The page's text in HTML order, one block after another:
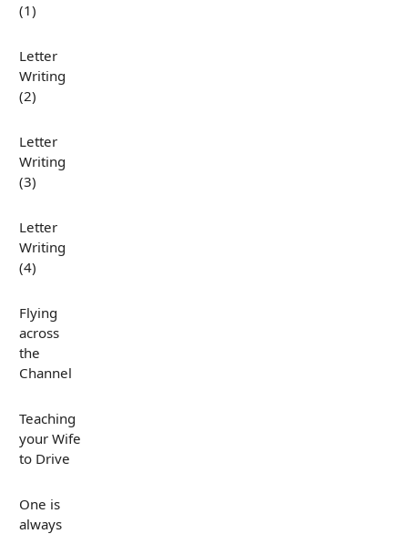
(1)
Letter
Writing
(2)
Letter
Writing
(3)
Letter
Writing
(4)
Flying
across
the
Channel
Teaching
your Wife
to Drive
One is
always